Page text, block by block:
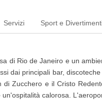
Servizi Sport e
di Rio de Janeiro e un
dai principali bar,
di Zucchero e il Cristo
calorosa.